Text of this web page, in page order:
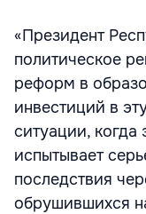
«Президент
политическое
реформ в
инвестиций в
ситуации,
испытывает
последствия
обрушившихся